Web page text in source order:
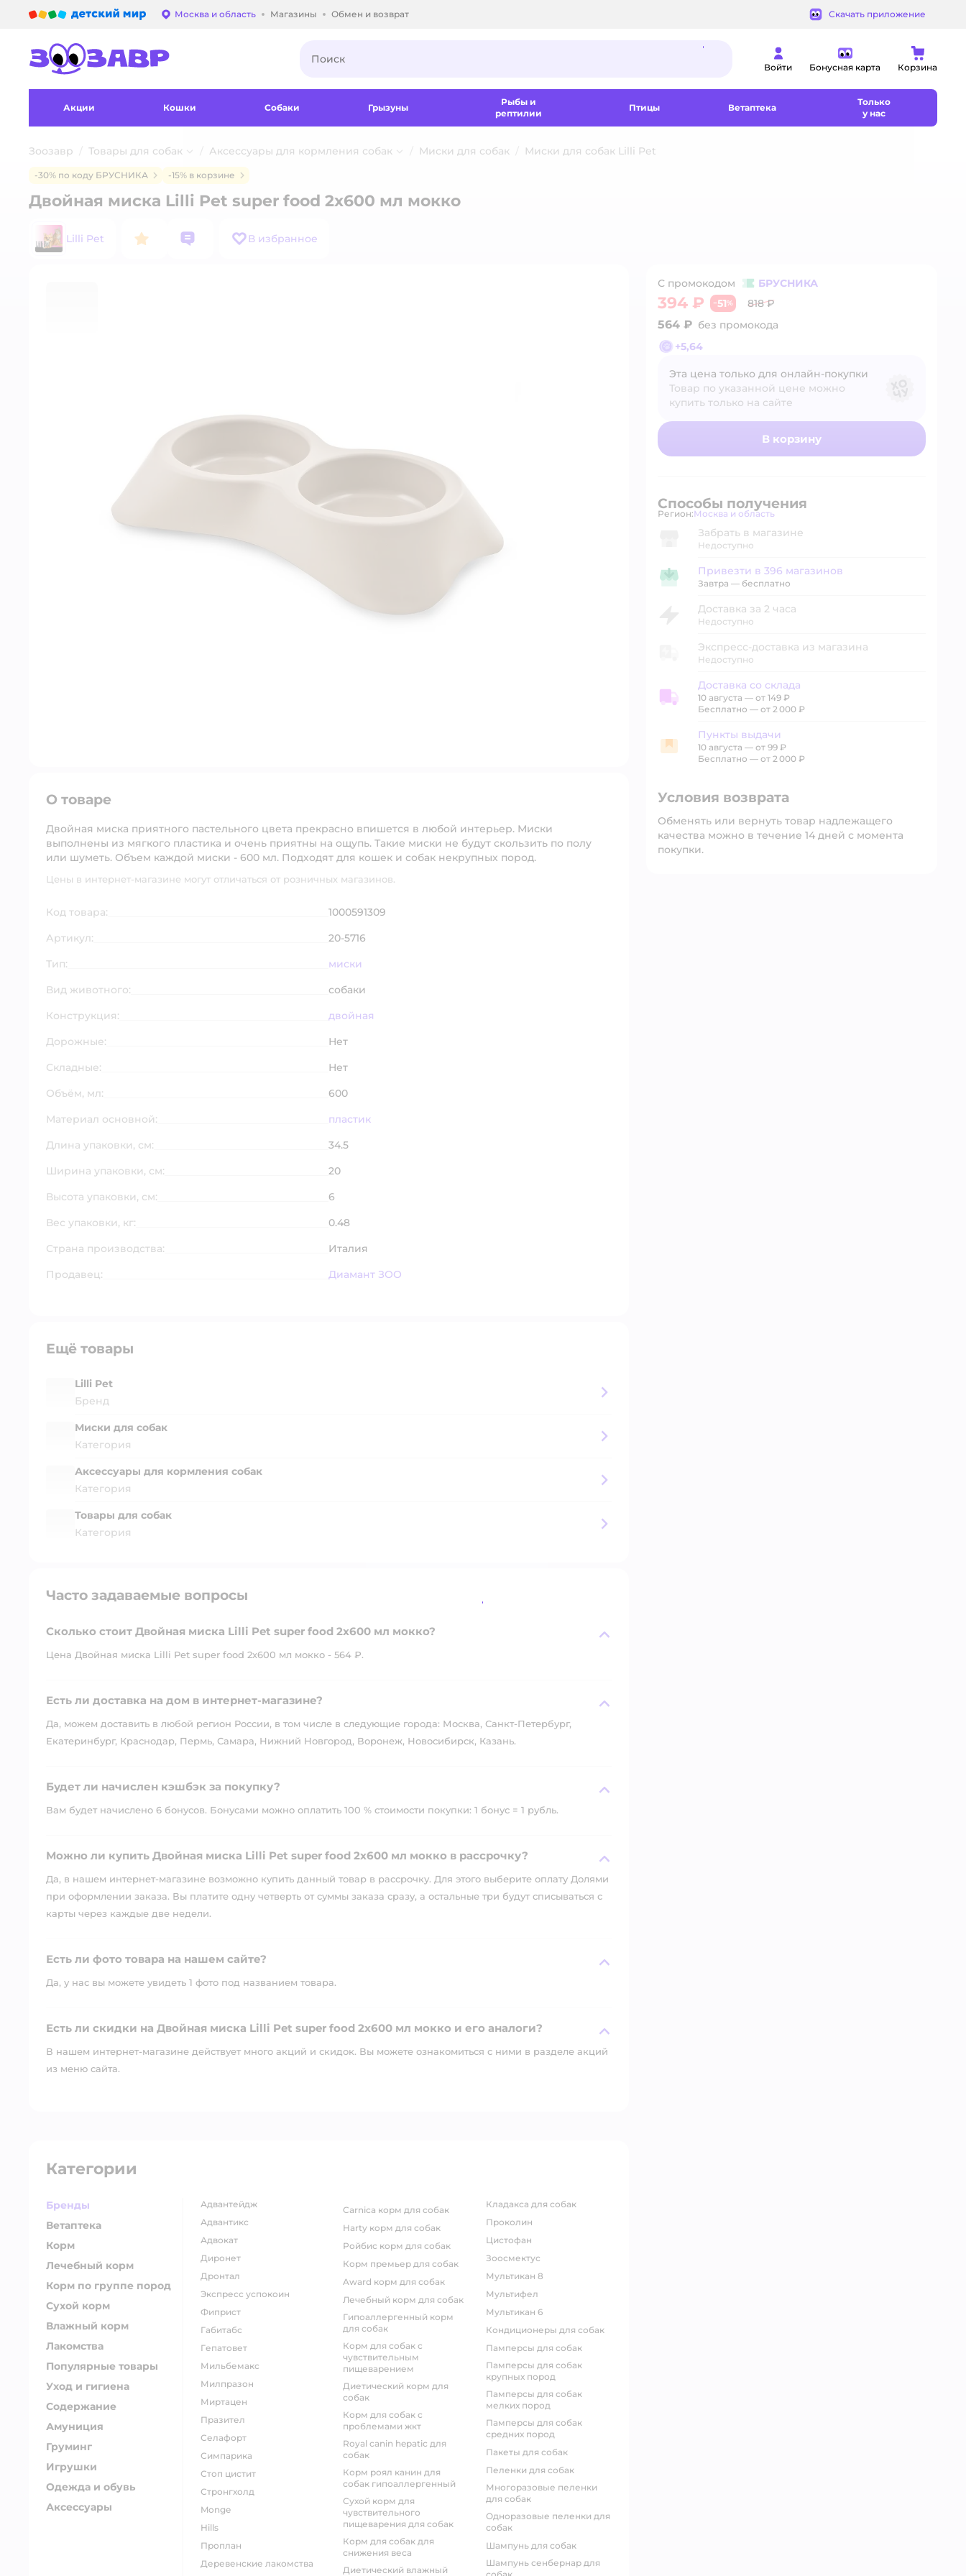
Выбор адреса доставки.
Москва и область Магазины Обмен и возврат Скачать приложение
Войти Бонусная карта Корзина
Акции Кошки Собаки Грызуны
Рыбы и
рептилии
Птицы Ветаптека
Только
у нас
Зоозавр Товары для собак Аксессуары для кормления собак Миски для собак Миски для собак Lilli Pet
-30% по коду БРУСНИКА -15% в корзине
Двойная миска Lilli Pet super food 2х600 мл мокко
Lilli Pet В избранное
С промокодом БРУСНИКА
394 ₽ −51% 818 ₽
564 ₽ без промокода
+5,64
Эта цена только для онлайн‑покупки
Товар по указанной цене можно
купить только на сайте
В корзину
Способы получения
Регион: Выбор адреса доставки.
Москва и область
Забрать в магазине
Недоступно
Привезти в магазин
Привезти в 396 магазинов
Завтра — бесплатно
Доставка за 2 часа
Недоступно
Экспресс-доставка из магазина
Недоступно
Доставка со склада
Доставка со склада
10 августа — от 149 ₽
Бесплатно — от 2 000 ₽
Пункты выдачи
Пункты выдачи
10 августа — от 99 ₽
Бесплатно — от 2 000 ₽
Условия возврата
Обменять или вернуть товар надлежащего
качества можно в течение 14 дней с момента
покупки.
О товаре
Двойная миска приятного пастельного цвета прекрасно впишется в любой интерьер. Миски
выполнены из мягкого пластика и очень приятны на ощупь. Такие миски не будут скользить по полу
или шуметь. Объем каждой миски - 600 мл. Подходят для кошек и собак некрупных пород.
Цены в интернет-магазине могут отличаться от розничных магазинов.
Код товара:
1000591309
Артикул:
20-5716
Тип:
миски
Вид животного:
собаки
Конструкция:
двойная
Дорожные:
Нет
Складные:
Нет
Объём, мл:
600
Материал основной:
пластик
Длина упаковки, см:
34.5
Ширина упаковки, см:
20
Высота упаковки, см:
6
Вес упаковки, кг:
0.48
Страна производства:
Италия
Продавец:
Диамант ЗОО
Ещё товары
Lilli Pet
Бренд
Миски для собак
Категория
Аксессуары для кормления собак
Категория
Товары для собак
Категория
Часто задаваемые вопросы
Сколько стоит Двойная миска Lilli Pet super food 2х600 мл мокко?
Цена Двойная миска Lilli Pet super food 2х600 мл мокко - 564 ₽.
Есть ли доставка на дом в интернет-магазине?
Да, можем доставить в любой регион России, в том числе в следующие города: Москва, Санкт-Петербург,
Екатеринбург, Краснодар, Пермь, Самара, Нижний Новгород, Воронеж, Новосибирск, Казань.
Будет ли начислен кэшбэк за покупку?
Вам будет начислено 6 бонусов. Бонусами можно оплатить 100 % стоимости покупки: 1 бонус = 1 рубль.
Можно ли купить Двойная миска Lilli Pet super food 2х600 мл мокко в рассрочку?
Да, в нашем интернет-магазине возможно купить данный товар в рассрочку. Для этого выберите оплату Долями
при оформлении заказа. Вы платите одну четверть от суммы заказа сразу, а остальные три будут списываться с
карты через каждые две недели.
Есть ли фото товара на нашем сайте?
Да, у нас вы можете увидеть 1 фото под названием товара.
Есть ли скидки на Двойная миска Lilli Pet super food 2х600 мл мокко и его аналоги?
В нашем интернет-магазине действует много акций и скидок. Вы можете ознакомиться с ними в разделе акций
из меню сайта.
Категории
Бренды
Ветаптека
Корм
Лечебный корм
Корм по группе пород
Сухой корм
Влажный корм
Лакомства
Популярные товары
Уход и гигиена
Содержание
Амуниция
Груминг
Игрушки
Одежда и обувь
Аксессуары
адвантейдж
адвантикс
адвокат
диронет
дронтал
экспресс успокоин
фиприст
габитабс
гепатовет
мильбемакс
милпразон
миртацен
празител
селафорт
симпарика
стоп цистит
стронгхолд
monge
hills
проплан
деревенские лакомства
carnica корм для собак
harty корм для собак
ройбис корм для собак
корм премьер для собак
award корм для собак
лечебный корм для собак
гипоаллергенный корм
для собак
корм для собак с
чувствительным
пищеварением
диетический корм для
собак
корм для собак с
проблемами жкт
royal canin hepatic для
собак
корм роял канин для
собак гипоаллергенный
сухой корм для
чувствительного
пищеварения для собак
корм для собак для
снижения веса
диетический влажный
кладакса для собак
проколин
цистофан
зоосмектус
мультикан 8
мультифел
мультикан 6
кондиционеры для собак
памперсы для собак
памперсы для собак
крупных пород
памперсы для собак
мелких пород
памперсы для собак
средних пород
пакеты для собак
пеленки для собак
многоразовые пеленки
для собак
одноразовые пеленки для
собак
шампунь для собак
шампунь сенбернар для